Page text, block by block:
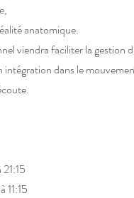
anatomique.
viendra faciliter la gestion
dans le
11:15